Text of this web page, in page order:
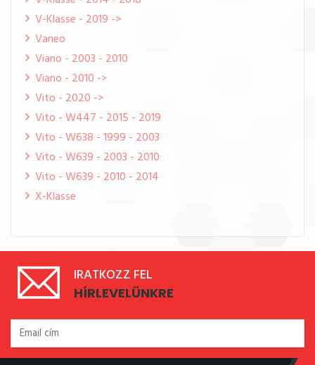
V-Klasse - 2019 ->
Vaneo
Viano - 2003 - 2010
Viano - 2010 ->
Vito - 2020 ->
Vito - W447 - 2015 - 2019
Vito - W638 - 1999 - 2003
Vito - W639 - 2003 - 2010
Vito - W639 - 2010 - 2014
X-Klasse
IRATKOZZ FEL
HÍRLEVELÜNKRE